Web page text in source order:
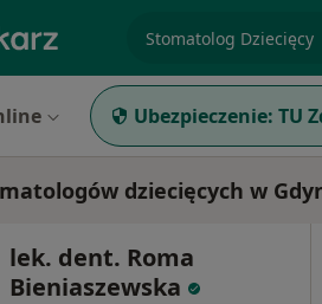
Ubezpieczenie: TU
dziecięcych w
lek. dent. Roma
Bieniaszewska